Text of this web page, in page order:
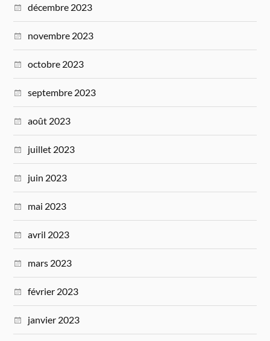
décembre 2023
novembre 2023
octobre 2023
septembre 2023
août 2023
juillet 2023
juin 2023
mai 2023
avril 2023
mars 2023
février 2023
janvier 2023